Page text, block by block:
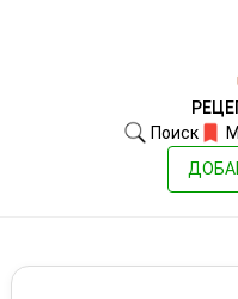
Поиск